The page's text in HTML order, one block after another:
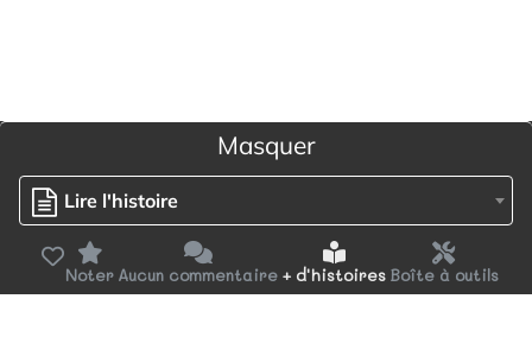
Masquer
Lire l'histoire
Noter Aucun commentaire + d'histoires Boîte à outils